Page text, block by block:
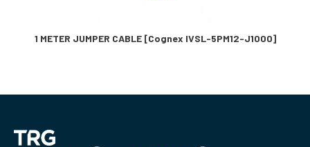
1 METER JUMPER CABLE [Cognex IVSL-5PM12-J1000]